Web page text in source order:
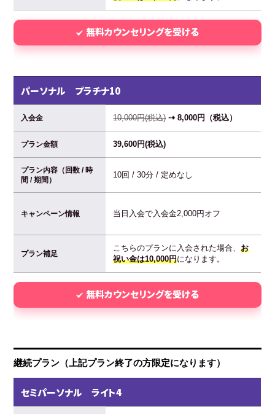
無料カウンセリングを受ける
パーソナル プラチナ10
入会金 10,000円(税込)⇢ 8,000円（税込）
プラン金額 39,600円(税込)
プラン内容（回数 / 時
間 / 期間）
10回 / 30分 / 定めなし
キャンペーン情報 当日入会で入会金2,000円オフ
プラン補足
こちらのプランに入会された場合、お
祝い金は10,000円になります。
無料カウンセリングを受ける
継続プラン（上記プラン終了の方限定になります）
セミパーソナル ライト4